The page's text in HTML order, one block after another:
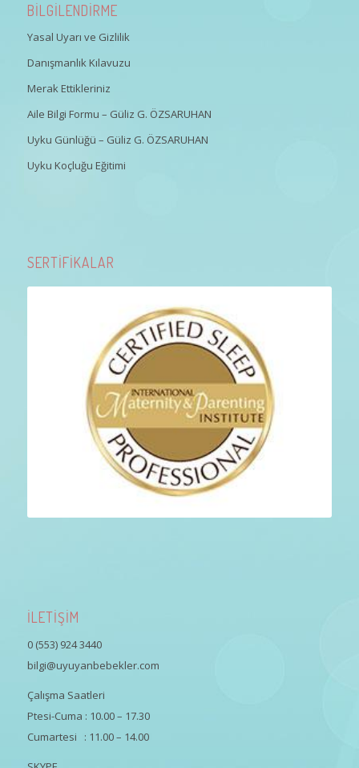
BİLGİLENDİRME
Yasal Uyarı ve Gizlilik
Danışmanlık Kılavuzu
Merak Ettikleriniz
Aile Bilgi Formu – Güliz G. ÖZSARUHAN
Uyku Günlüğü – Güliz G. ÖZSARUHAN
Uyku Koçluğu Eğitimi
SERTİFİKALAR
İLETİŞİM
0 (553) 924 3440
bilgi@uyuyanbebekler.com
Çalışma Saatleri
Ptesi-Cuma : 10.00 – 17.30
Cumartesi : 11.00 – 14.00